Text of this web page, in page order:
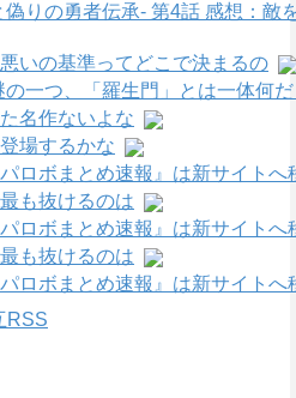
りの勇者伝承- 第4話 感想：敵
いの基準ってどこで決まるの
の一つ、「羅生門」とは一体何
名作ないよな
場するかな
ロボまとめ速報』は新サイトへ
も抜けるのは
ロボまとめ速報』は新サイトへ
も抜けるのは
ロボまとめ速報』は新サイトへ
RSS